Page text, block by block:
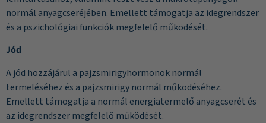
normál anyagcseréjében. Emellett támogatja az idegrendszer
és a pszichológiai funkciók megfelelő működését.
Jód
A jód hozzájárul a pajzsmirigyhormonok normál
termeléséhez és a pajzsmirigy normál működéséhez.
Emellett támogatja a normál energiatermelő anyagcserét és
az idegrendszer megfelelő működését.